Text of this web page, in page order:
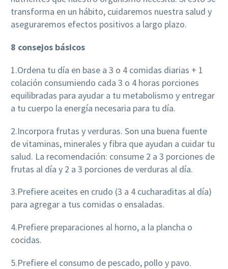
transforma en un hábito, cuidaremos nuestra salud y
aseguraremos efectos positivos a largo plazo.
8 consejos básicos
1.Ordena tu día en base a 3 o 4 comidas diarias + 1
colación consumiendo cada 3 o 4 horas porciones
equilibradas para ayudar a tu metabolismo y entregar
a tu cuerpo la energía necesaria para tu día.
2.Incorpora frutas y verduras. Son una buena fuente
de vitaminas, minerales y fibra que ayudan a cuidar tu
salud. La recomendación: consume 2 a 3 porciones de
frutas al día y 2 a 3 porciones de verduras al día.
3.Prefiere aceites en crudo (3 a 4 cucharaditas al día)
para agregar a tus comidas o ensaladas.
4.Prefiere preparaciones al horno, a la plancha o
cocidas.
5.Prefiere el consumo de pescado, pollo y pavo.